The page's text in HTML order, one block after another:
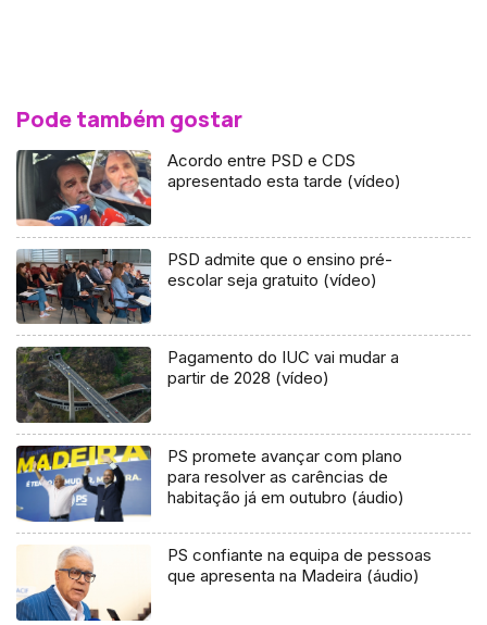
Pode também gostar
Acordo entre PSD e CDS
apresentado esta tarde (vídeo)
PSD admite que o ensino pré-
escolar seja gratuito (vídeo)
Pagamento do IUC vai mudar a
partir de 2028 (vídeo)
PS promete avançar com plano
para resolver as carências de
habitação já em outubro (áudio)
PS confiante na equipa de pessoas
que apresenta na Madeira (áudio)